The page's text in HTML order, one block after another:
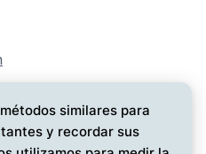
similares para
y recordar sus